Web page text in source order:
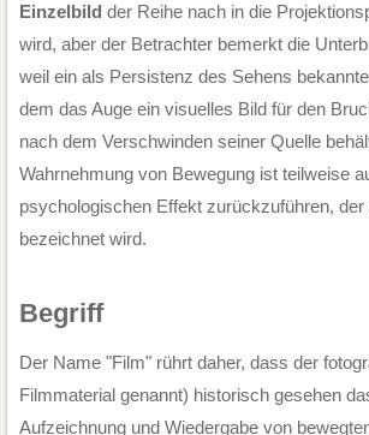
Einzelbild der Reihe nach in die
wird, aber der Betrachter bemerkt die
weil ein als Persistenz des Sehens
dem das Auge ein visuelles Bild für den
nach dem Verschwinden seiner Quelle
Wahrnehmung von Bewegung ist teilweise
psychologischen Effekt zurückzuführen,
bezeichnet wird.
Begriff
Der Name "Film" rührt daher, dass der
Filmmaterial genannt) historisch gesehen
Aufzeichnung und Wiedergabe von